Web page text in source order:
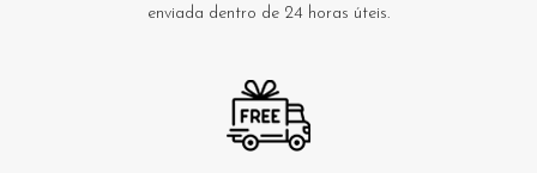
enviada dentro de 24 horas úteis.